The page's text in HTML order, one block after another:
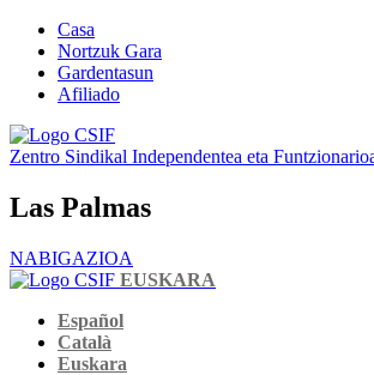
Casa
Nortzuk Gara
Gardentasun
Afiliado
Zentro Sindikal Independentea eta
Las Palmas
NABIGAZIOA
EUSKARA
Español
Català
Euskara